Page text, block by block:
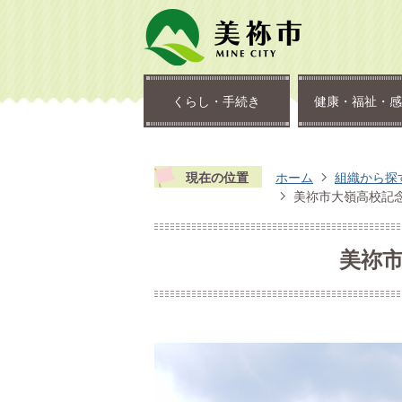
くらし・手続き 健康・福祉・
現在の位置 ホーム
組織から探
美祢市大嶺高校記
美祢